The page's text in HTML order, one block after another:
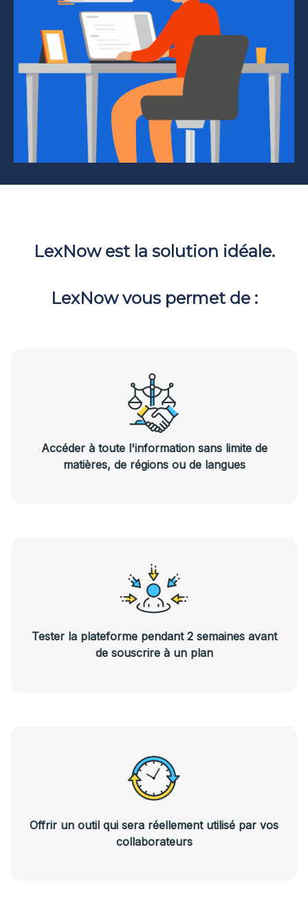
LexNow est la solution idéale.
LexNow vous permet de :
Accéder à toute l'information sans limite de
matières, de régions ou de langues
Tester la plateforme pendant 2 semaines avant
de souscrire à un plan
Offrir un outil qui sera réellement utilisé par vos
collaborateurs